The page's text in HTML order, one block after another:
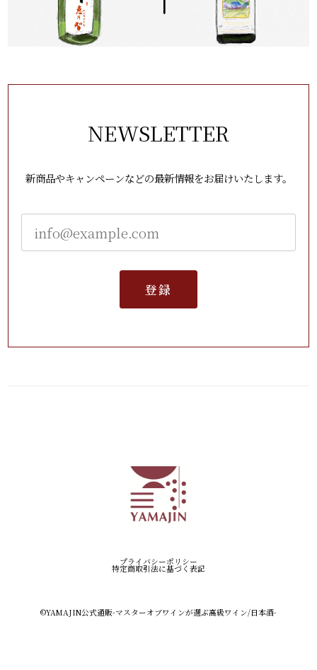
NEWSLETTER
新商品やキャンペーンなどの最新情報をお届けいたします。
登録
プライバシーポリシー
特定商取引法に基づく表記
©︎YAMAJIN公式通販-マスターオブワインが選ぶ高級ワイン/日本酒-